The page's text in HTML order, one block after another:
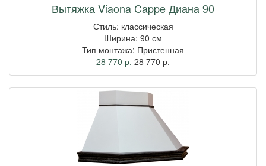
Вытяжка Viaona Cappe Диана 90
Стиль: классическая
Ширина: 90 см
Тип монтажа: Пристенная
28 770 р. 28 770 р.